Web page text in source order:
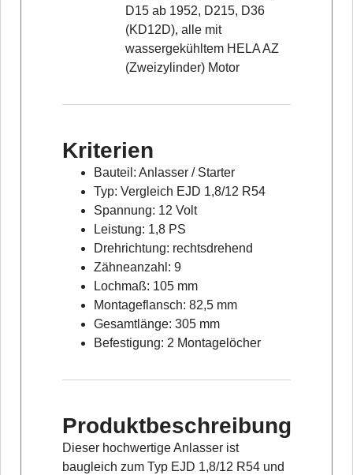
D15 ab 1952, D215, D36
(KD12D), alle mit
wassergekühltem HELA AZ
(Zweizylinder) Motor
Kriterien
Bauteil: Anlasser / Starter
Typ: Vergleich EJD 1,8/12 R54
Spannung: 12 Volt
Leistung: 1,8 PS
Drehrichtung: rechtsdrehend
Zähneanzahl: 9
Lochmaß: 105 mm
Montageflansch: 82,5 mm
Gesamtlänge: 305 mm
Befestigung: 2 Montagelöcher
Produktbeschreibung
Dieser hochwertige Anlasser ist
baugleich zum Typ EJD 1,8/12 R54 und